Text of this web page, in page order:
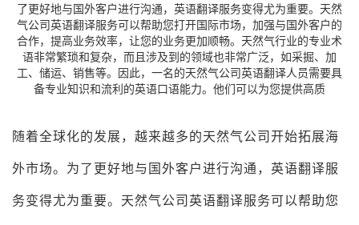
了更好地与国外客户进行沟通，英语翻译服务变得尤为重要。天然
气公司英语翻译服务可以帮助您打开国际市场，加强与国外客户的
合作，提高业务效率，让您的业务更加顺畅。天然气行业的专业术
语非常繁琐和复杂，而且涉及到的领域也非常广泛，如采掘、加
工、储运、销售等。因此，一名的天然气公司英语翻译人员需要具
备专业知识和流利的英语口语能力。他们可以为您提供高质
随着全球化的发展，越来越多的天然气公司开始拓展海
外市场。为了更好地与国外客户进行沟通，英语翻译服
务变得尤为重要。天然气公司英语翻译服务可以帮助您